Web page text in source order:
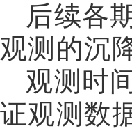
后续各
观测的沉
观测时
证观测数